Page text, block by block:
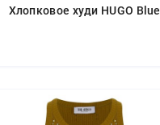
Хлопковое худи HUGO Blue